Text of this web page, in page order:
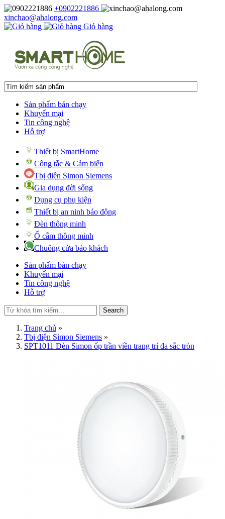
+0902221886
xinchao@ahalong.com
Giỏ hàng
Sản phẩm bán chạy
Khuyến mại
Tin công nghệ
Hỗ trợ
Thiết bị SmartHome
Công tắc & Cảm biến
Tbị điện Simon Siemens
Gia dụng đời sống
Dụng cụ phụ kiện
Thiết bị an ninh báo động
Đèn thông minh
Ổ cắm thông minh
Chuông cửa báo khách
Sản phẩm bán chạy
Khuyến mại
Tin công nghệ
Hỗ trợ
Search
Trang chủ »
Tbị điện Simon Siemens »
SPT1011 Đèn Simon ốp trần viền trang trí đa sắc tròn